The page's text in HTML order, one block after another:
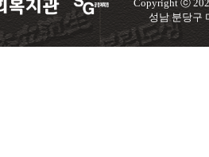
Copyright ⓒ
성남 분당구